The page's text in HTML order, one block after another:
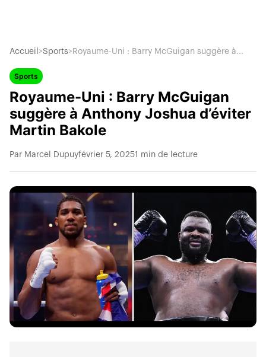
Accueil >Sports> Royaume-Uni : Barry McGuigan suggère à...
Sports
Royaume-Uni : Barry McGuigan
suggère à Anthony Joshua d’éviter
Martin Bakole
Par Marcel Dupuyfévrier 5, 20251 min de lecture